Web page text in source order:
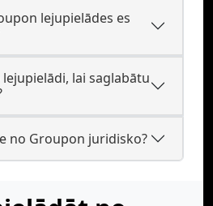
lejupielādes es
lai saglabātu
no Groupon juridisko?